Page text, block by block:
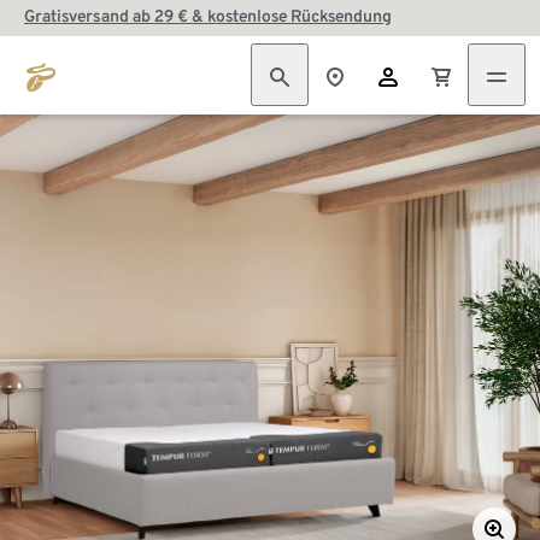
Gratisversand ab 29 € & kostenlose Rücksendung